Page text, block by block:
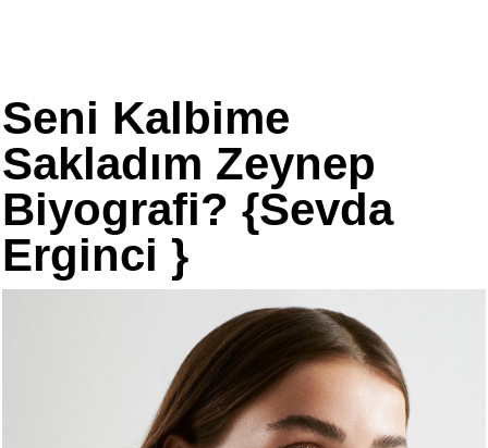
Seni Kalbime
Sakladım Zeynep
Biyografi? {Sevda
Erginci }